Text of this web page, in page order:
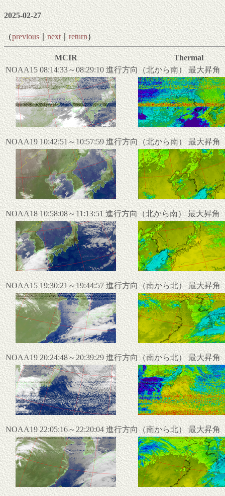
2025-02-27
（previous｜next｜ return）
MCIR
Thermal
NOAA15 08:14:33～08:29:10 進行方向（北から南） 最大昇角
NOAA19 10:42:51～10:57:59 進行方向（北から南） 最大昇角
NOAA18 10:58:08～11:13:51 進行方向（北から南） 最大昇角
NOAA15 19:30:21～19:44:57 進行方向（南から北） 最大昇角
NOAA19 20:24:48～20:39:29 進行方向（南から北） 最大昇角
NOAA19 22:05:16～22:20:04 進行方向（南から北） 最大昇角